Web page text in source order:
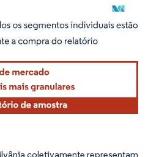
requer atribuição conforme CC BY 4.0.
coletivamente representam